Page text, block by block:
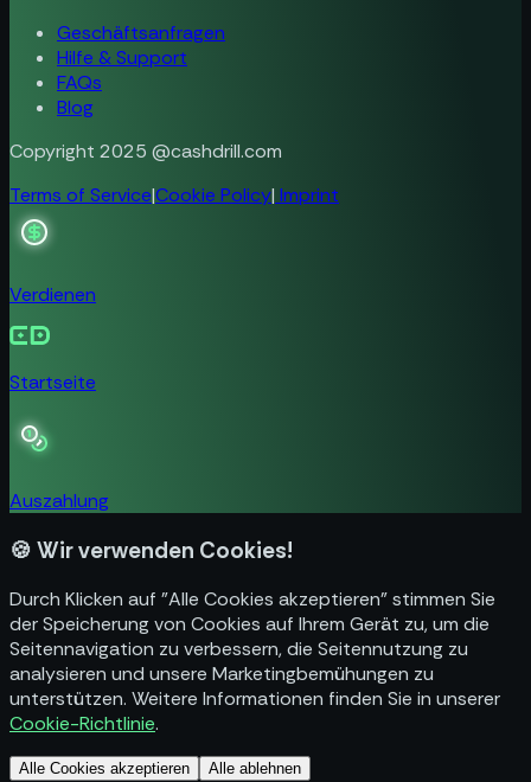
Blog
Geschäftsanfragen
Hilfe & Support
FAQs
Blog
Copyright 2025 @cashdrill.com
Terms of Service|Cookie Policy| Imprint
Verdienen
Startseite
Auszahlung
🍪 Wir verwenden Cookies!
Durch Klicken auf "Alle Cookies akzeptieren" stimmen Sie
der Speicherung von Cookies auf Ihrem Gerät zu, um die
Seitennavigation zu verbessern, die Seitennutzung zu
analysieren und unsere Marketingbemühungen zu
unterstützen. Weitere Informationen finden Sie in unserer
Cookie-Richtlinie.
Alle Cookies akzeptieren Alle ablehnen